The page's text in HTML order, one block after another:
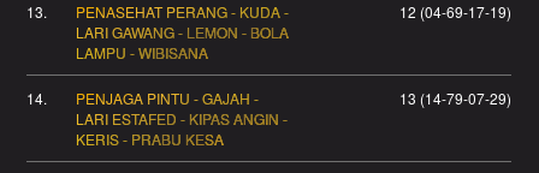
13.
PENASEHAT PERANG - KUDA -
LARI GAWANG - LEMON - BOLA
LAMPU - WIBISANA
12 (04-69-17-19)
14.
PENJAGA PINTU - GAJAH -
LARI ESTAFED - KIPAS ANGIN -
KERIS - PRABU KESA
13 (14-79-07-29)